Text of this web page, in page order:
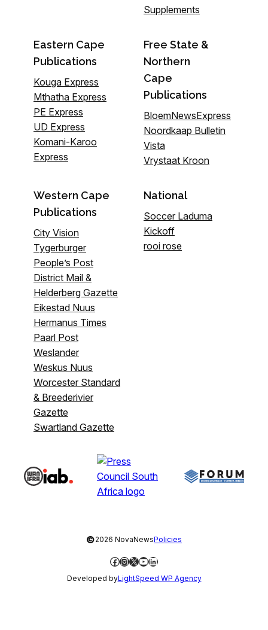
Supplements
Eastern Cape
Publications
Kouga Express
Mthatha Express
PE Express
UD Express
Komani-Karoo
Express
Free State &
Northern
Cape
Publications
BloemNewsExpress
Noordkaap Bulletin
Vista
Vrystaat Kroon
Western Cape
Publications
City Vision
Tygerburger
People’s Post
District Mail &
Helderberg Gazette
Eikestad Nuus
Hermanus Times
Paarl Post
Weslander
Weskus Nuus
Worcester Standard
& Breederivier
Gazette
Swartland Gazette
National
Soccer Laduma
Kickoff
rooi rose
©2026 NovaNewsPolicies
Facebook
Instagram
X YouTube
LinkedIn
Developed byLightSpeed WP Agency